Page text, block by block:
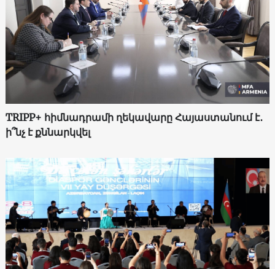
TRIPP+ հիմնադրամի ղեկավարը Հայաստանում է․
ի՞նչ է քննարկվել